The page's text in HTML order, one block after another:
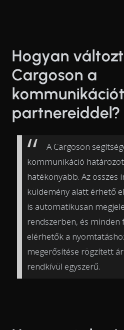
Hogyan
Cargoson a
partnereiddel?
A Cargoson
kommunikáció
hatékonyabb. Az összes
küldemény alatt érhető
is automatikusan
rendszerben, és minden
elérhetők a
megerősítése rögzített
rendkívül egyszerű.